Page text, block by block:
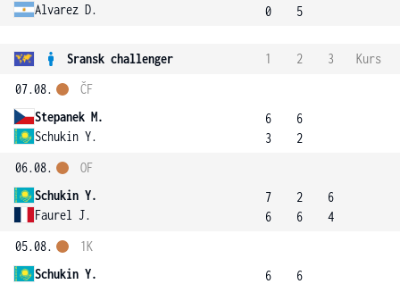
Alvarez D.
0
5
Sransk challenger 1 2 3
Kurs
07.08.
Stepanek M.
Schukin Y.
ČF
6
3
6
2
06.08.
Schukin Y.
Faurel J.
OF
7
6
2
6
6
4
05.08.
Schukin Y.
1K
6
6